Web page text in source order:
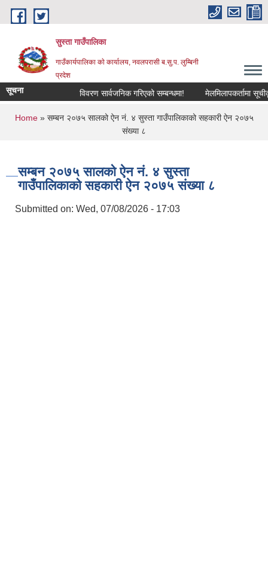
Skip to main content
सुस्ता गाउँपालिका
गाउँकार्यपालिका काे कार्यालय, नवलपरासी ब.सु.प. लुम्बिनी
प्रदेश
सूचना विवरण सार्वजनिक गरिएको सम्बन्धमा! मेलमिलापकर्तामा
You are here
Home» सम्बन २०७५ सालको ऐन नं. ४ सुस्ता गाउँपालिकाको सहकारी ऐन २०७५
संख्या ८
सम्बन २०७५ सालको ऐन नं. ४ सुस्ता
गाउँपालिकाको सहकारी ऐन २०७५ संख्या ८
Submitted on: Wed, 07/08/2026 - 17:03